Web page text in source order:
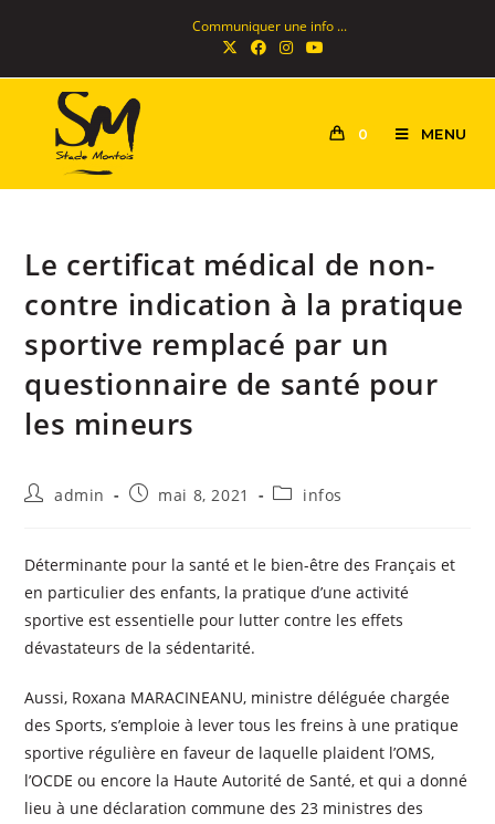
Communiquer une info ...
0 MENU
Le certificat médical de non-
contre indication à la pratique
sportive remplacé par un
questionnaire de santé pour
les mineurs
admin mai 8, 2021 infos
Déterminante pour la santé et le bien-être des Français et
en particulier des enfants, la pratique d’une activité
sportive est essentielle pour lutter contre les effets
dévastateurs de la sédentarité.
Aussi, Roxana MARACINEANU, ministre déléguée chargée
des Sports, s’emploie à lever tous les freins à une pratique
sportive régulière en faveur de laquelle plaident l’OMS,
l’OCDE ou encore la Haute Autorité de Santé, et qui a donné
lieu à une déclaration commune des 23 ministres des